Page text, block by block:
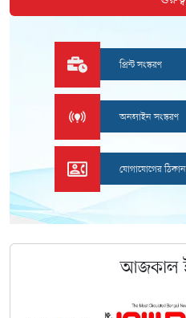
প্রিন্ট সংস্করণ
অনলাইন সংস্করণ
যোগাযোগের
আজকাল